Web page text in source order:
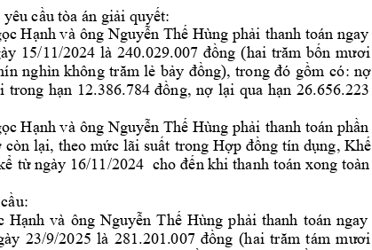
yêu cầu tòa án giải quyết:
Hạnh và ông Nguyễn Thế Hùng phải thanh toán ngay
ày 15/11/2024 là 240.029.007 đồng (hai trăm bốn mươi
nghìn không trăm lẻ bảy đồng), trong đó gồm có: nợ
trong hạn 12.386.784 đồng, nợ lại qua hạn 26.656.223
Hạnh và ông Nguyễn Thế Hùng phải thanh toán phần
còn lại, theo mức lãi suất trong Hợp đồng tín dụng, Khế
từ ngày 16/11/2024 cho đến khi thanh toán xong toàn
:
Hạnh và ông Nguyễn Thế Hùng phải thanh toán ngay
23/9/2025 là 281.201.007 đồng (hai trăm tám mươi